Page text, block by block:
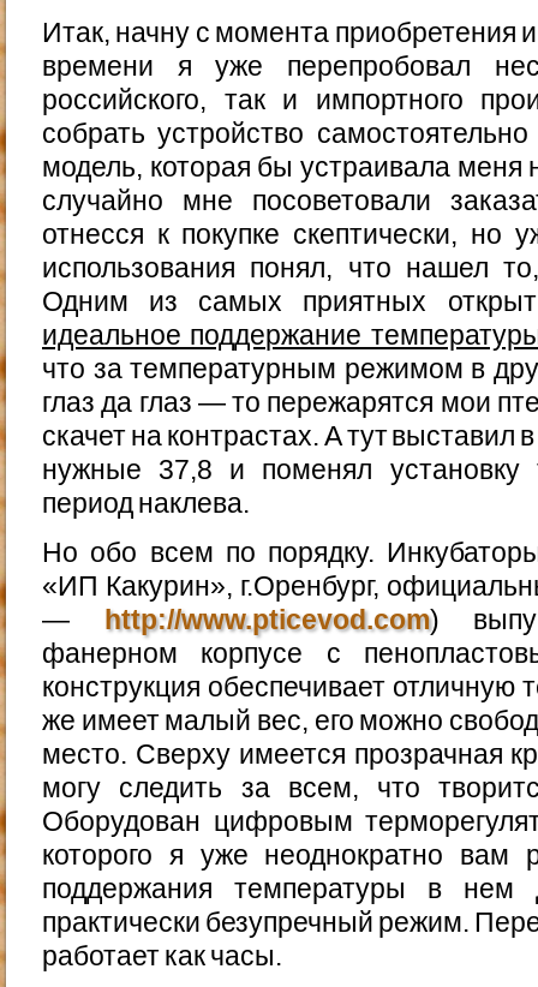
Итак, начну с момента приобретения
времени я уже перепробовал
российского, так и импортного
собрать устройство
модель, которая бы устраивала меня
случайно мне посоветовали
отнесся к покупке скептически, но
использования понял, что нашел
Одним из самых приятных
идеальное поддержание
что за температурным режимом в
глаз да глаз — то пережарятся мои
скачет на контрастах. А тут
нужные 37,8 и поменял установку
период наклева.
Но обо всем по порядку.
«ИП Какурин», г.Оренбург,
— http://www.pticevod.com)
фанерном корпусе с
конструкция обеспечивает отличную
же имеет малый вес, его можно
место. Сверху имеется прозрачная
могу следить за всем, что
Оборудован цифровым
которого я уже неоднократно вам
поддержания температуры в нем
практически безупречный режим.
работает как часы.